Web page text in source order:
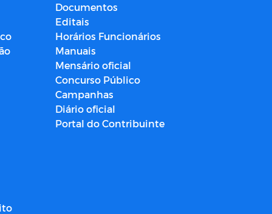
Documentos
Editais
Horários Funcionários
Manuais
Mensário oficial
Concurso Público
Campanhas
Diário oficial
Portal do Contribuinte